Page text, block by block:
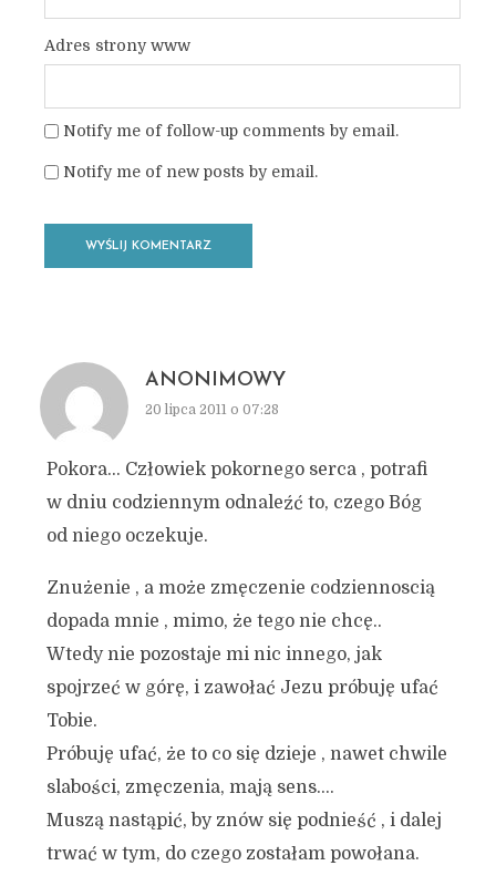
Adres strony www
Notify me of follow-up comments by email.
Notify me of new posts by email.
ANONIMOWY
20 lipca 2011 o 07:28
Pokora… Człowiek pokornego serca , potrafi
w dniu codziennym odnaleźć to, czego Bóg
od niego oczekuje.
Znużenie , a może zmęczenie codziennoscią
dopada mnie , mimo, że tego nie chcę..
Wtedy nie pozostaje mi nic innego, jak
spojrzeć w górę, i zawołać Jezu próbuję ufać
Tobie.
Próbuję ufać, że to co się dzieje , nawet chwile
slabości, zmęczenia, mają sens….
Muszą nastąpić, by znów się podnieść , i dalej
trwać w tym, do czego zostałam powołana.